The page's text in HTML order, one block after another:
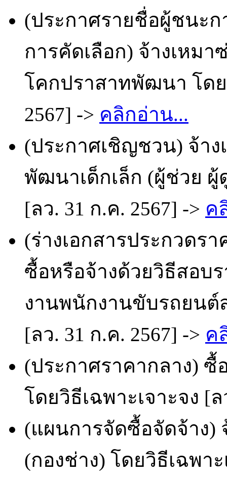
(ประกาศรายชื่อผู้ชนะก
การคัดเลือก) จ้างเหม
โคกปราสาทพัฒนา โดย
2567] -> คลิกอ่าน...
(ประกาศเชิญชวน) จ้า
พัฒนาเด็กเล็ก (ผู้ช่วย ผู้
[ลว. 31 ก.ค. 2567] -> ค
(ร่างเอกสารประกวดรา
ซื้อหรือจ้างด้วยวิธีสอบ
งานพนักงานขับรถยนต์
[ลว. 31 ก.ค. 2567] -> ค
(ประกาศราคากลาง) ซื้
โดยวิธีเฉพาะเจาะจง [
(แผนการจัดซื้อจัดจ้าง)
(กองช่าง) โดยวิธีเฉพา